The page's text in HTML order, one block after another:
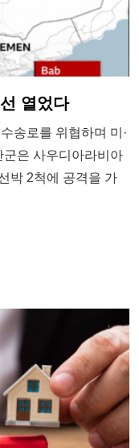
열었다
송로를 위협하며 미·
군은 사우디아라비아
박 2척에 공격을 가